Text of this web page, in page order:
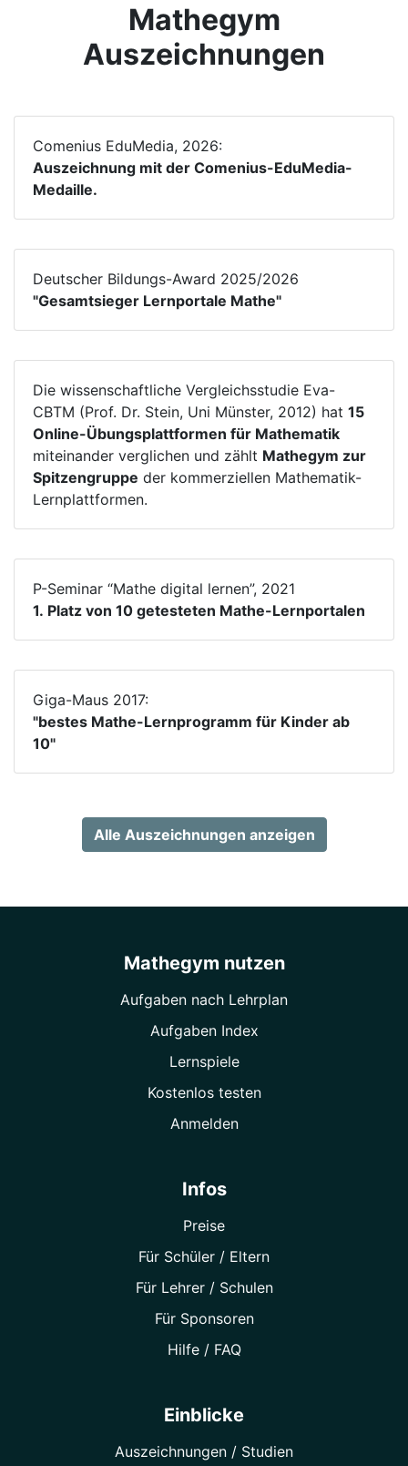
Mathegym
Auszeichnungen
Comenius EduMedia, 2026:
Auszeichnung mit der Comenius-EduMedia-
Medaille.
Deutscher Bildungs-Award 2025/2026
"Gesamtsieger Lernportale Mathe"
Die wissenschaftliche Vergleichsstudie Eva-
CBTM (Prof. Dr. Stein, Uni Münster, 2012) hat 15
Online-Übungsplattformen für Mathematik
miteinander verglichen und zählt Mathegym zur
Spitzengruppe der kommerziellen Mathematik-
Lernplattformen.
P-Seminar “Mathe digital lernen”, 2021
1. Platz von 10 getesteten Mathe-Lernportalen
Giga-Maus 2017:
"bestes Mathe-Lernprogramm für Kinder ab
10"
Alle Auszeichnungen anzeigen
Mathegym nutzen
Aufgaben nach Lehrplan
Aufgaben Index
Lernspiele
Kostenlos testen
Anmelden
Infos
Preise
Für Schüler / Eltern
Für Lehrer / Schulen
Für Sponsoren
Hilfe / FAQ
Einblicke
Auszeichnungen / Studien